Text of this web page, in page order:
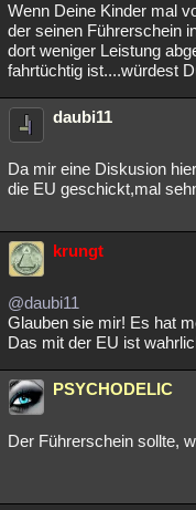
Wenn Deine Kinder mal
der seinen Führerschein
dort weniger Leistung
fahrtüchtig ist....würdest
daubi11
Da mir eine Diskusion
die EU geschickt,mal
krungt
@daubi11
Glauben sie mir! Es hat
Das mit der EU ist
PSYCHODELIC
Der Führerschein sollte,